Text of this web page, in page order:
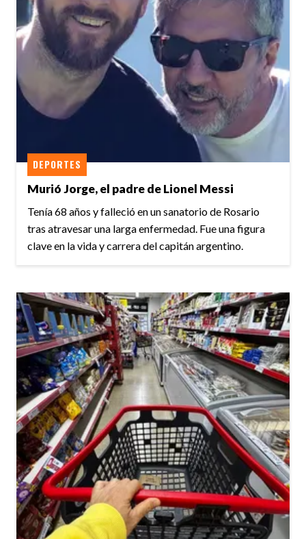
Murió Jorge, el padre de Lionel Messi
DEPORTES
Tenía 68 años y falleció en un sanatorio de Rosario
tras atravesar una larga enfermedad. Fue una figura
clave en la vida y carrera del capitán argentino.